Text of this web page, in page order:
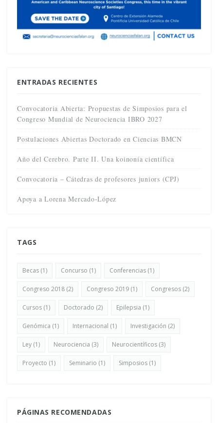
ENTRADAS RECIENTES
Convocatoria Abierta: Propuestas de Simposios para el
Congreso Mundial de Neurociencia IBRO 2027
Postulaciones Abiertas Doctorado en Ciencias BMCN
Año del Cerebro. Parte II. Una koinonía científica
Convocatoria – Cátedras de profesores juniors (CPJ)
Apoya a Lorena Mercado-López
TAGS
Becas (1) Concurso (1) Conferencias (1)
Congreso 2018 (2) Congreso 2019 (1) Congresos (2)
Cursos (1) Doctorado (2) Epilepsia (1)
Genómica (1) Internacional (1) Investigación (2)
Ley (1) Neurociencia (3) Neurocientíficos (3)
Proyecto (1) Seminario (1) Simposios (1)
PÁGINAS RECOMENDADAS